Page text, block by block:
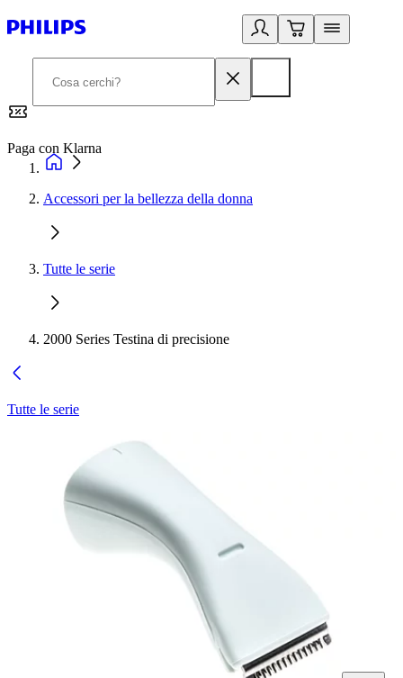
Paga con Klarna
Accessori per la bellezza della donna
Tutte le serie
2000 Series Testina di precisione
Tutte le serie